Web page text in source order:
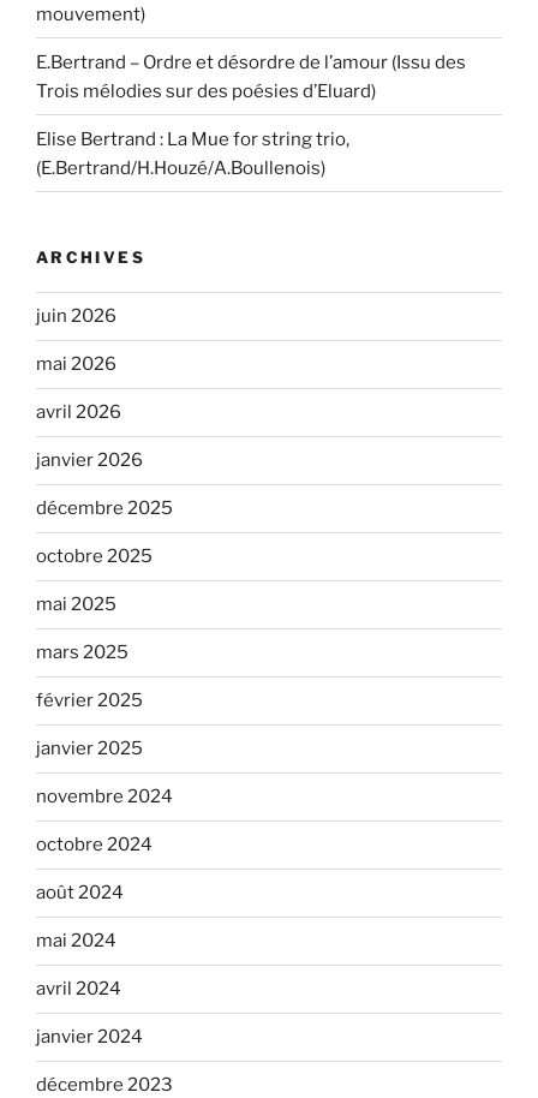
mouvement)
E.Bertrand – Ordre et désordre de l’amour (Issu des
Trois mélodies sur des poésies d’Eluard)
Elise Bertrand : La Mue for string trio,
(E.Bertrand/H.Houzé/A.Boullenois)
ARCHIVES
juin 2026
mai 2026
avril 2026
janvier 2026
décembre 2025
octobre 2025
mai 2025
mars 2025
février 2025
janvier 2025
novembre 2024
octobre 2024
août 2024
mai 2024
avril 2024
janvier 2024
décembre 2023